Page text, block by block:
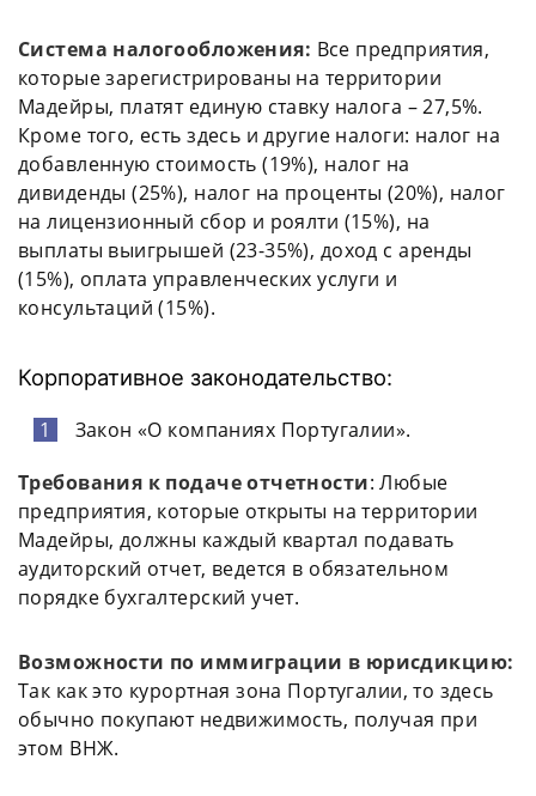
Система налогообложения: Все предприятия,
которые зарегистрированы на территории
Мадейры, платят единую ставку налога – 27,5%.
Кроме того, есть здесь и другие налоги: налог на
добавленную стоимость (19%), налог на
дивиденды (25%), налог на проценты (20%), налог
на лицензионный сбор и роялти (15%), на
выплаты выигрышей (23-35%), доход с аренды
(15%), оплата управленческих услуги и
консультаций (15%).
Корпоративное законодательство:
Закон «О компаниях Португалии».
Требования к подаче отчетности: Любые
предприятия, которые открыты на территории
Мадейры, должны каждый квартал подавать
аудиторский отчет, ведется в обязательном
порядке бухгалтерский учет.
Возможности по иммиграции в юрисдикцию:
Так как это курортная зона Португалии, то здесь
обычно покупают недвижимость, получая при
этом ВНЖ.